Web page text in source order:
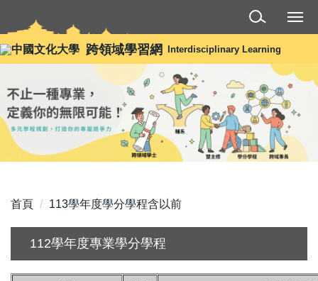
到
主
要
容
區
跨領域學習網 Interdisciplinary Learning
首頁 113學年度學分學程含以前
112學年度專業學分學程